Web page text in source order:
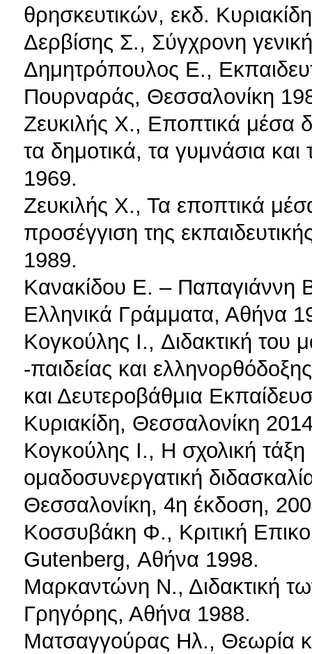
θρησκευτικών, εκδ.
Δερβίσης Σ., Σύγχρονη
Δημητρόπουλος Ε.,
Πουρναράς, Θεσσαλονίκη
Ζευκιλής X., Εποπτικά μέσα
τα δημοτικά, τα γυμνάσια
1969.
Ζευκιλής Χ., Τα εποπτικά
προσέγγιση της
1989.
Κανακίδου Ε. – Παπαγιάννη
Ελληνικά Γράμματα, Αθήνα
Κογκούλης I., Διδακτική του
-παιδείας και
και Δευτεροβάθμια
Κυριακίδη, Θεσσαλονίκη
Κογκούλης Ι., Η σχολική
ομαδοσυνεργατική
Θεσσαλονίκη, 4η έκδοση,
Κοσσυβάκη Φ., Κριτική
Gutenberg, Αθήνα 1998.
Μαρκαντώνη Ν., Διδακτική
Γρηγόρης, Αθήνα 1988.
Ματσαγγούρας Ηλ., Θεωρία